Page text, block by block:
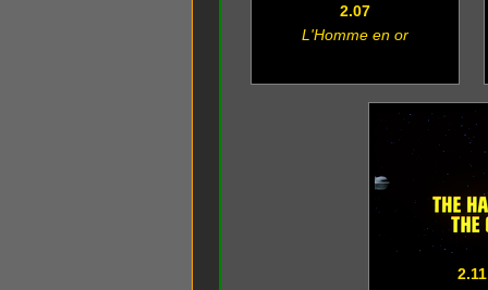
2.07
L'Homme en or
2.11